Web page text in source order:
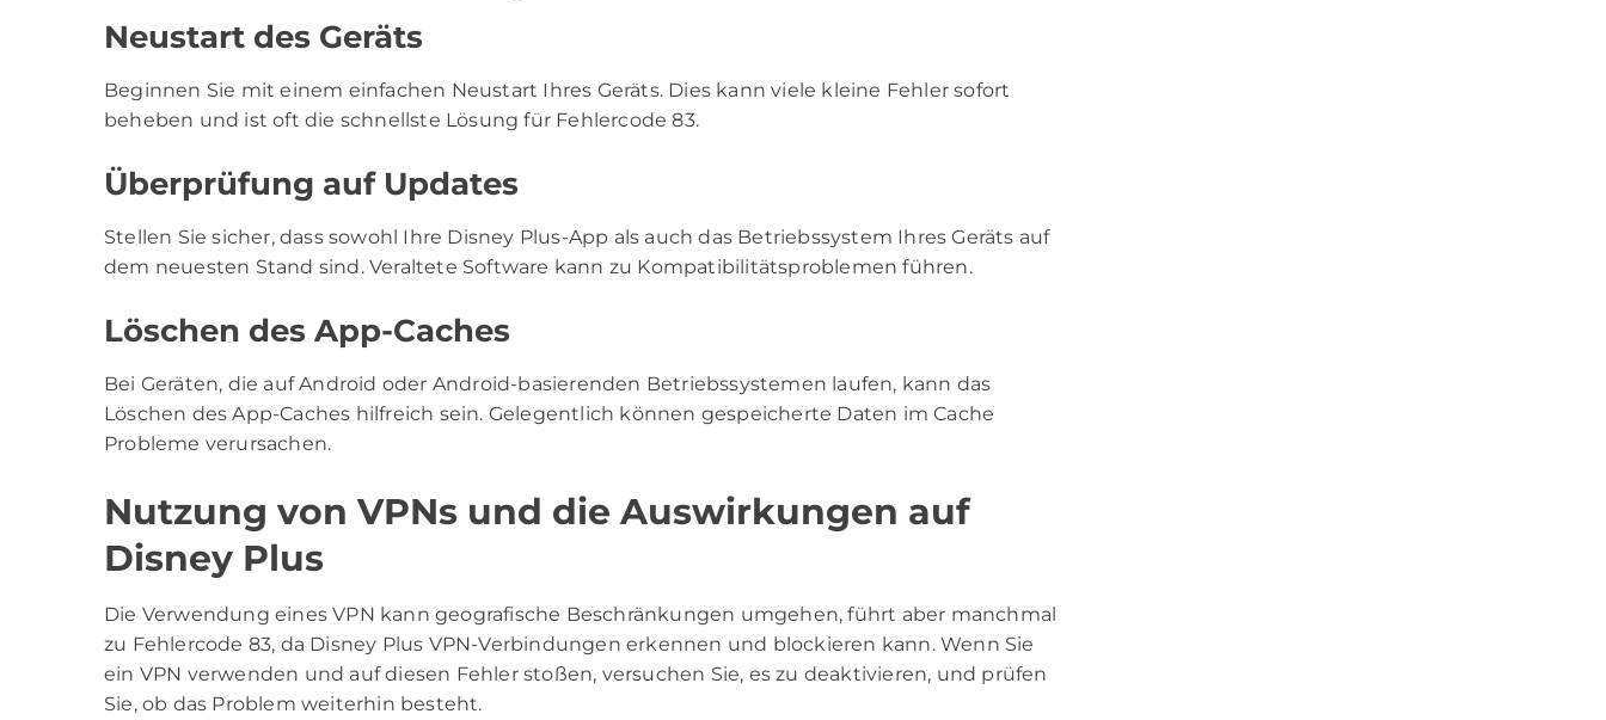
Neustart des Geräts
Beginnen Sie mit einem einfachen Neustart Ihres Geräts. Dies kann viele kleine Fehler sofort
beheben und ist oft die schnellste Lösung für Fehlercode 83.
Überprüfung auf Updates
Stellen Sie sicher, dass sowohl Ihre Disney Plus-App als auch das Betriebssystem Ihres Geräts auf
dem neuesten Stand sind. Veraltete Software kann zu Kompatibilitätsproblemen führen.
Löschen des App-Caches
Bei Geräten, die auf Android oder Android-basierenden Betriebssystemen laufen, kann das
Löschen des App-Caches hilfreich sein. Gelegentlich können gespeicherte Daten im Cache
Probleme verursachen.
Nutzung von VPNs und die Auswirkungen auf
Disney Plus
Die Verwendung eines VPN kann geografische Beschränkungen umgehen, führt aber manchmal
zu Fehlercode 83, da Disney Plus VPN-Verbindungen erkennen und blockieren kann. Wenn Sie
ein VPN verwenden und auf diesen Fehler stoßen, versuchen Sie, es zu deaktivieren, und prüfen
Sie, ob das Problem weiterhin besteht.